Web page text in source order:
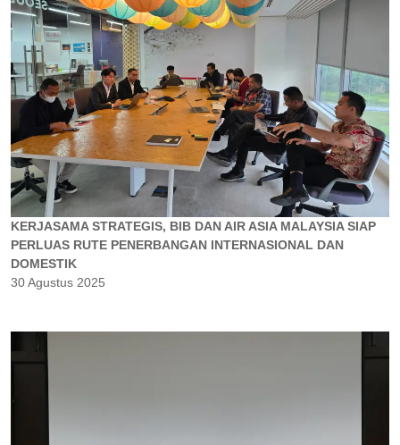
KERJASAMA STRATEGIS, BIB DAN AIR ASIA MALAYSIA SIAP
PERLUAS RUTE PENERBANGAN INTERNASIONAL DAN
DOMESTIK
30 Agustus 2025